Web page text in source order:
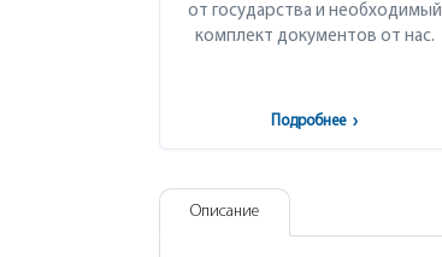
от государства и необходимый
комплект документов от нас.
Подробнее ›
Описание